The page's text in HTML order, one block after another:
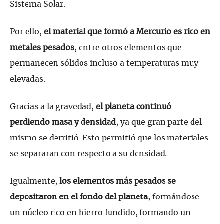
Sistema Solar.
Por ello, el material que formó a Mercurio es rico en
metales pesados, entre otros elementos que
permanecen sólidos incluso a temperaturas muy
elevadas.
Gracias a la gravedad, el planeta continuó
perdiendo masa y densidad, ya que gran parte del
mismo se derritió. Esto permitió que los materiales
se separaran con respecto a su densidad.
Igualmente, los elementos más pesados se
depositaron en el fondo del planeta, formándose
un núcleo rico en hierro fundido, formando un